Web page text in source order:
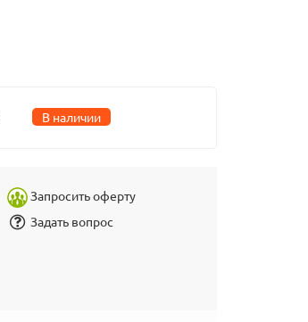
В наличии
Запросить оферту
Задать вопрос